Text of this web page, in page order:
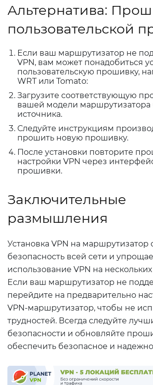
Альтернатива:
пользовательской
Если ваш маршрутизатор не
VPN, вам может понадобиться
пользовательскую прошивку,
WRT или Tomato:
Загрузите соответствующую
вашей модели маршрутизатора
источника.
Следуйте инструкциям
прошить новую прошивку.
После установки повторите
настройки VPN через
прошивки.
Заключительные
размышления
Установка VPN на маршрутизатор
безопасность всей сети и
использование VPN на нескольких
Если ваш маршрутизатор не
перейдите на предварительно
VPN-маршрутизатор, чтобы не
трудностей. Всегда следуйте
безопасности и обновляйте
обеспечить безопасное и